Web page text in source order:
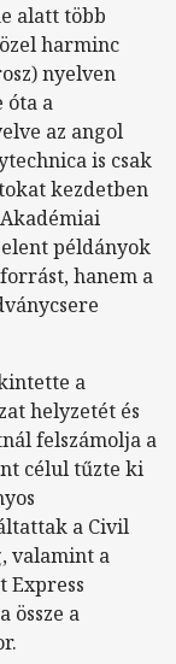
alatt több
harminc
nyelven
óta a
az angol
is csak
kezdetben
példányok
hanem a
a
helyzetét és
felszámolja a
célul tűzte ki
a Civil
valamint a
Express
össze a